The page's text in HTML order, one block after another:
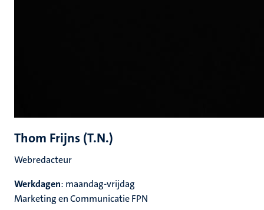
Thom Frijns (T.N.)
Webredacteur
Werkdagen: maandag-vrijdag
Marketing en Communicatie FPN